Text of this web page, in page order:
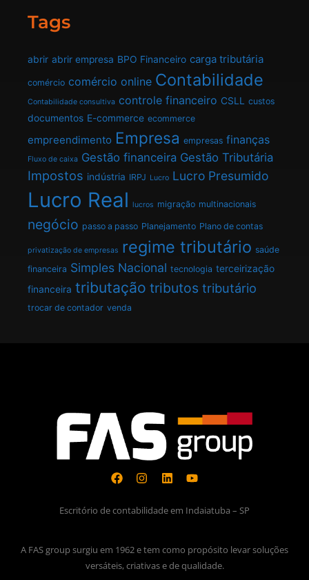
Tags
abrir abrir empresa BPO Financeiro carga tributária
comércio comércio online Contabilidade
Contabilidade consultiva controle financeiro CSLL custos
documentos E-commerce ecommerce
empreendimento Empresa empresas finanças
Fluxo de caixa Gestão financeira Gestão Tributária
Impostos indústria IRPJ Lucro Lucro Presumido
Lucro Real lucros migração multinacionais
negócio passo a passo Planejamento Plano de contas
privatização de empresas regime tributário saúde
financeira Simples Nacional tecnologia terceirização
financeira tributação tributos tributário
trocar de contador venda
Escritório de contabilidade em Indaiatuba – SP
A FAS group surgiu em 1962 e tem como propósito levar soluções
versáteis, criativas e de qualidade.